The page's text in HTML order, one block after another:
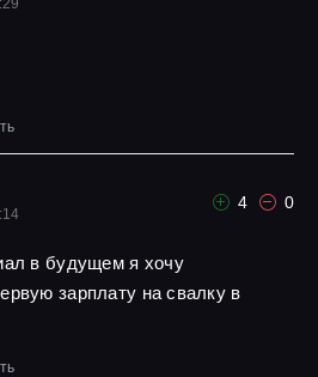
4 0
в будущем я хочу
зарплату на свалку в